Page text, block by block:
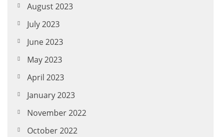
August 2023
July 2023
June 2023
May 2023
April 2023
January 2023
November 2022
October 2022